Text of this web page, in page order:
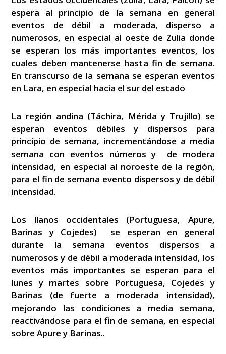
espera al principio de la semana en general
eventos de débil a moderada, disperso a
numerosos, en especial al oeste de Zulia donde
se esperan los más importantes eventos, los
cuales deben mantenerse hasta fin de semana.
En transcurso de la semana se esperan eventos
en Lara, en especial hacia el sur del estado
La región andina (Táchira, Mérida y Trujillo) se
esperan eventos débiles y dispersos para
principio de semana, incrementándose a media
semana con eventos números y de modera
intensidad, en especial al noroeste de la región,
para el fin de semana evento dispersos y de débil
intensidad.
Los llanos occidentales (Portuguesa, Apure,
Barinas y Cojedes) se esperan en general
durante la semana eventos dispersos a
numerosos y de débil a moderada intensidad, los
eventos más importantes se esperan para el
lunes y martes sobre Portuguesa, Cojedes y
Barinas (de fuerte a moderada intensidad),
mejorando las condiciones a media semana,
reactivándose para el fin de semana, en especial
sobre Apure y Barinas..